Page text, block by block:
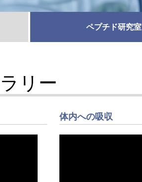
リー
体内への吸収
ペプチド研究室